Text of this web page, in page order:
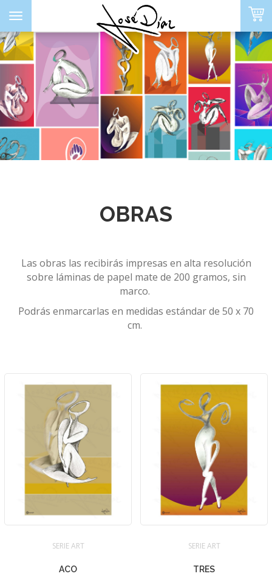
Toggle
navigation
PORTADA
SERIE LIMITADA
CONTACTO
LLAMAR AHORA
OBRAS
Las obras las recibirás impresas en alta resolución
sobre láminas de papel mate de 200 gramos, sin
marco.
Podrás enmarcarlas en medidas estándar de 50 x 70
cm.
SERIE ART
ACO
SERIE ART
TRES